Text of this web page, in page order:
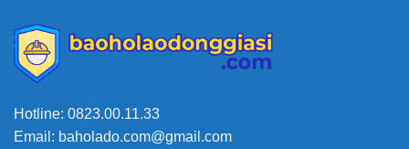
Hotline: 0823.00.11.33
Email: baholado.com@gmail.com